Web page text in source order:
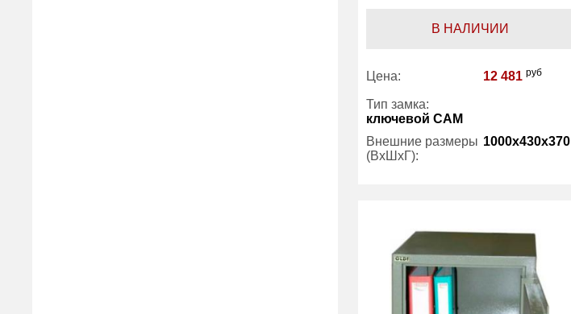
В НАЛИЧИИ
Цена: 12 481 руб
Тип замка:
ключевой САМ
Внешние размеры
(ВхШхГ):
1000x430x370
Трейзер: есть
Вес (кг) : 28
Гарантия: